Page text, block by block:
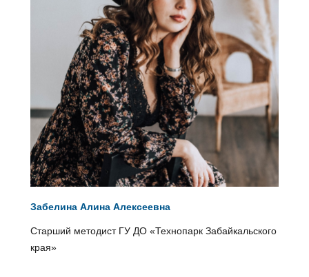
Забелина Алина Алексеевна
Старший методист ГУ ДО «Технопарк Забайкальского
края»